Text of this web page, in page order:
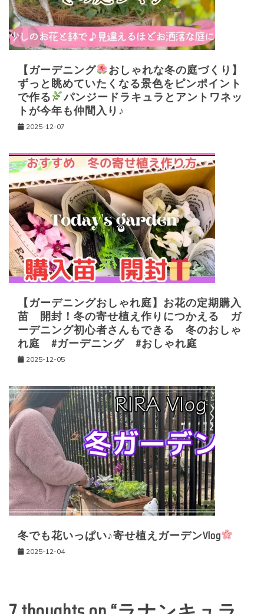
ン
【ガーデニング
おしゃれな冬の庭づくり】
ずっと眺めていたくなる景色をピンポイント
で作る
パンジードラキュラとアントワネッ
トが今年も仲間入り♪
2025-12-07
【ガーデニングおしゃれ庭】お花の定期購入
苗 開封！冬の寄せ植え作りにつかえる ガ
ーデニング初心者さんもできる 冬のおしゃ
れ庭 #ガーデニング #おしゃれ庭
2025-12-05
冬でも花いっぱい♪寄せ植えガーデンVlog
2025-12-04